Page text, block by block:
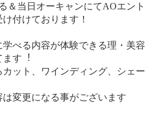
＆当日オーキャンにてAOエント
付けております！
学べる内容が体験できる理・美容
す︕
カット、ワインディング、シェー
変更になる事がございます